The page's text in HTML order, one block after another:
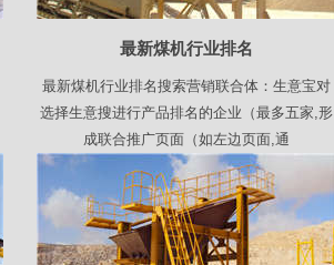
最新煤机行业排名
最新煤机行业排名搜索营销联合体：生意宝对
选择生意搜进行产品排名的企业（最多五家,形
成联合推广页面（如左边页面,通